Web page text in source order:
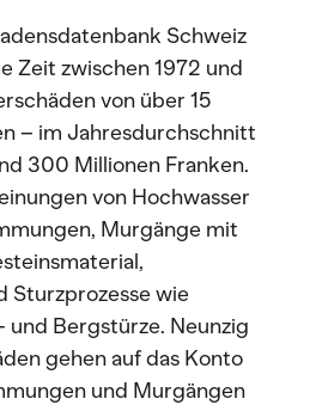
Schweiz
Zeit zwischen 1972 und
von über 15
– im Jahresdurchschnitt
300 Millionen Franken.
von Hochwasser
Murgänge mit
Sturzprozesse wie
und Bergstürze. Neunzig
gehen auf das Konto
und Murgängen